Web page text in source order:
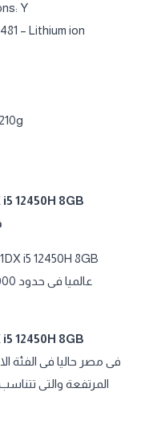
Y
– Lithium ion
المرتفعة والتى